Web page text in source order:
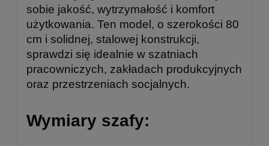
sobie jakość, wytrzymałość i komfort
użytkowania. Ten model, o szerokości 80
cm i solidnej, stalowej konstrukcji,
sprawdzi się idealnie w szatniach
pracowniczych, zakładach produkcyjnych
oraz przestrzeniach socjalnych.
Wymiary szafy: